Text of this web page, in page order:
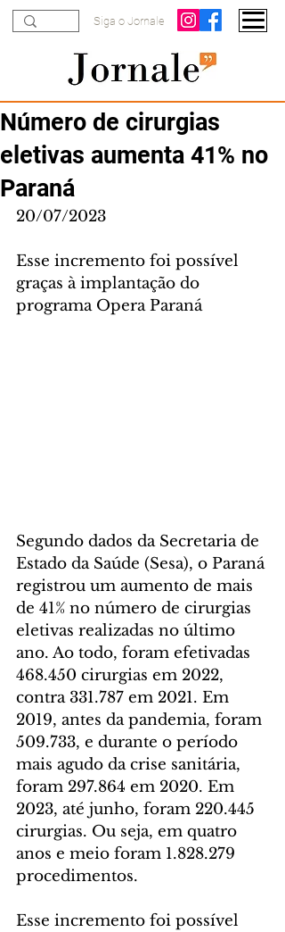
Siga o Jornale
Número de cirurgias
eletivas aumenta 41% no
Paraná
20/07/2023
Esse incremento foi possível
graças à implantação do
programa Opera Paraná
Segundo dados da Secretaria de
Estado da Saúde (Sesa), o Paraná
registrou um aumento de mais
de 41% no número de cirurgias
eletivas realizadas no último
ano. Ao todo, foram efetivadas
468.450 cirurgias em 2022,
contra 331.787 em 2021. Em
2019, antes da pandemia, foram
509.733, e durante o período
mais agudo da crise sanitária,
foram 297.864 em 2020. Em
2023, até junho, foram 220.445
cirurgias. Ou seja, em quatro
anos e meio foram 1.828.279
procedimentos.
Esse incremento foi possível